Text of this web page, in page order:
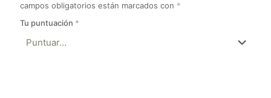
campos obligatorios están marcados con *
Tu puntuación *